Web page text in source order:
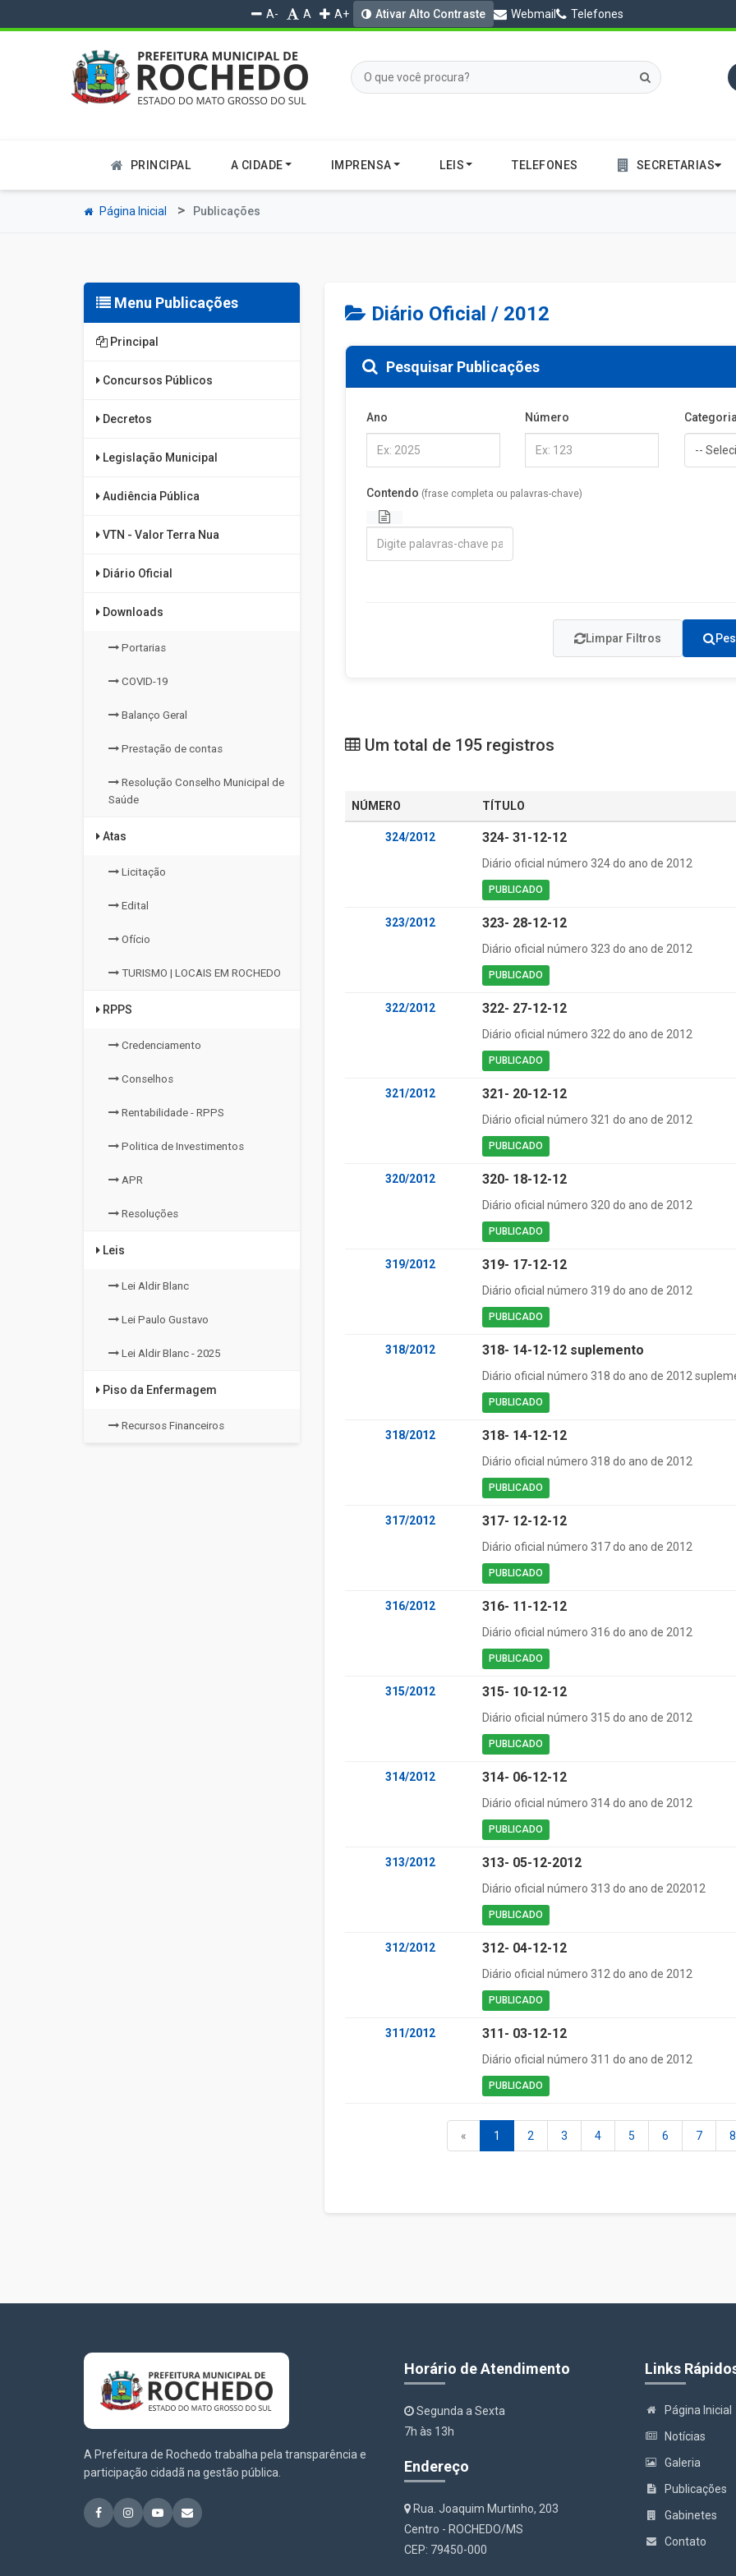
A- A A+ Ativar Alto Contraste Webmail Telefones
PRINCIPAL A CIDADE IMPRENSA LEIS TELEFONES SECRETARIAS
Página Inicial Publicações
Menu Publicações
Principal
Concursos Públicos
Decretos
Legislação Municipal
Audiência Pública
VTN - Valor Terra Nua
Diário Oficial
Downloads
Portarias
COVID-19
Balanço Geral
Prestação de contas
Resolução Conselho Municipal de
Saúde
Atas
Licitação
Edital
Ofício
TURISMO | LOCAIS EM ROCHEDO
RPPS
Credenciamento
Conselhos
Rentabilidade - RPPS
Politica de Investimentos
APR
Resoluções
Leis
Lei Aldir Blanc
Lei Paulo Gustavo
Lei Aldir Blanc - 2025
Piso da Enfermagem
Recursos Financeiros
Diário Oficial / 2012
Pesquisar Publicações
Ano Número
Contendo (frase completa ou palavras-chave)
Limpar Filtros
Um total de 195 registros
NÚMERO TÍTULO
324/2012 324- 31-12-12
Diário oficial número 324 do ano de 2012
PUBLICADO
323/2012 323- 28-12-12
Diário oficial número 323 do ano de 2012
PUBLICADO
322/2012 322- 27-12-12
Diário oficial número 322 do ano de 2012
PUBLICADO
321/2012 321- 20-12-12
Diário oficial número 321 do ano de 2012
PUBLICADO
320/2012 320- 18-12-12
Diário oficial número 320 do ano de 2012
PUBLICADO
319/2012 319- 17-12-12
Diário oficial número 319 do ano de 2012
PUBLICADO
318/2012 318- 14-12-12 suplemento
Diário oficial número 318 do ano de 2012
PUBLICADO
318/2012 318- 14-12-12
Diário oficial número 318 do ano de 2012
PUBLICADO
317/2012 317- 12-12-12
Diário oficial número 317 do ano de 2012
PUBLICADO
316/2012 316- 11-12-12
Diário oficial número 316 do ano de 2012
PUBLICADO
315/2012 315- 10-12-12
Diário oficial número 315 do ano de 2012
PUBLICADO
314/2012 314- 06-12-12
Diário oficial número 314 do ano de 2012
PUBLICADO
313/2012 313- 05-12-2012
Diário oficial número 313 do ano de 202012
PUBLICADO
312/2012 312- 04-12-12
Diário oficial número 312 do ano de 2012
PUBLICADO
311/2012 311- 03-12-12
Diário oficial número 311 do ano de 2012
PUBLICADO
« 1 2 3 4 5 6 7 8
A Prefeitura de Rochedo trabalha pela transparência e
participação cidadã na gestão pública.
Horário de Atendimento
Segunda a Sexta
7h às 13h
Endereço
Rua. Joaquim Murtinho, 203
Centro - ROCHEDO/MS
CEP: 79450-000
Links
Página Inicial
Notícias
Galeria
Publicações
Gabinetes
Contato